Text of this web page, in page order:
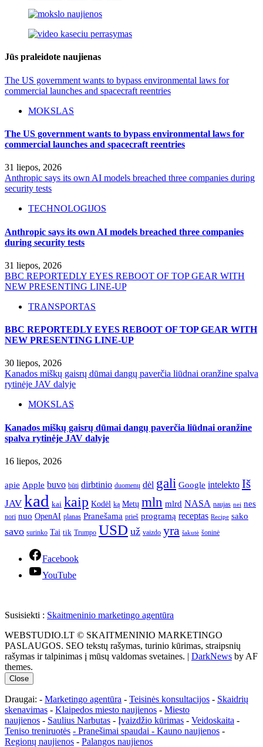
Jūs praleidote naujienas
The US government wants to bypass environmental laws for
commercial launches and spacecraft reentries
MOKSLAS
The US government wants to bypass environmental laws for
commercial launches and spacecraft reentries
31 liepos, 2026
Anthropic says its own AI models breached three companies during
security tests
TECHNOLOGIJOS
Anthropic says its own AI models breached three companies
during security tests
31 liepos, 2026
BBC REPORTEDLY EYES REBOOT OF TOP GEAR WITH
NEW PRESENTING LINE-UP
TRANSPORTAS
BBC REPORTEDLY EYES REBOOT OF TOP GEAR WITH
NEW PRESENTING LINE-UP
30 liepos, 2026
Kanados miškų gaisrų dūmai dangų paverčia liūdnai oranžine spalva
rytinėje JAV dalyje
MOKSLAS
Kanados miškų gaisrų dūmai dangų paverčia liūdnai oranžine
spalva rytinėje JAV dalyje
16 liepos, 2026
apie Apple buvo būti dirbtinio duomenų dėl gali Google intelekto Iš
JAV kad kai kaip Kodėl ką Metų mln mlrd NASA naujas nei nes
nori nuo OpenAI planas Pranešama prieš programą receptas Recipe sako
savo surinko Tai tik Trumpo USD už vaizdo yra šakutė šoninė
Facebook
YouTube
Susisiekti : Skaitmeninio marketingo agentūra
WEBSTUDIO.LT © SKAITMENINIO MARKETINGO
PASLAUGOS. SEO tekstų rašymas, turinio kūrimas, straipsnių
rašymas ir talpinimas į mūsų valdomas svetaines. | DarkNews by AF
themes.
Close
Draugai: - Marketingo agentūra - Teisinės konsultacijos - Skaidrių
skenavimas - Klaipedos miesto naujienos - Miesto
naujienos - Saulius Narbutas - Įvaizdžio kūrimas - Veidoskaita -
Teniso treniruotės - Pranešimai spaudai - Kauno naujienos -
Regionų naujienos - Palangos naujienos